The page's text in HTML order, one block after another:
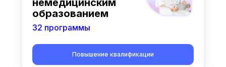
немедицинским
образованием
Повышение квалификации
32 программы